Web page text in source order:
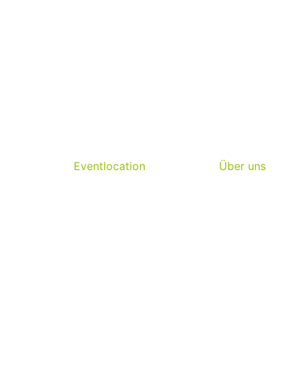
Eventlocation Über uns